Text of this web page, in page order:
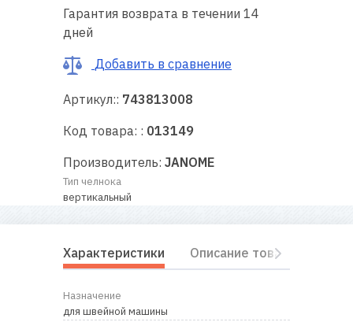
нас
Гарантия возврата в течении 14
дней
Добавить в сравнение
Артикул:: 743813008
Код товара: : 013149
Производитель: JANOME
Тип челнока
вертикальный
Характеристики Описание товара
Назначение
для швейной машины